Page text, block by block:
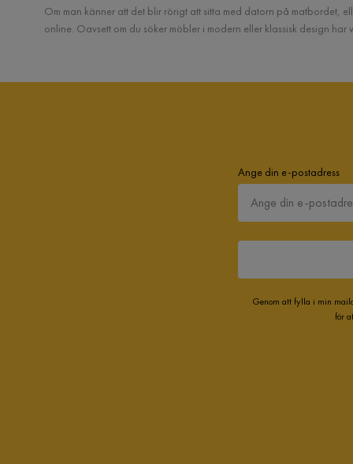
Om man känner att det blir rörigt att sitta med datorn på matbordet,
online. Oavsett om du söker möbler i modern eller klassisk design har
Ange din e-postadress
Genom att fylla i min
för